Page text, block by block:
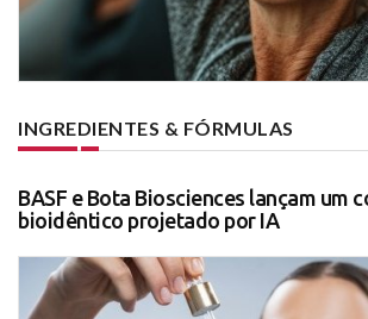
INGREDIENTES & FÓRMULAS
BASF e Bota Biosciences lançam um
bioidêntico projetado por IA